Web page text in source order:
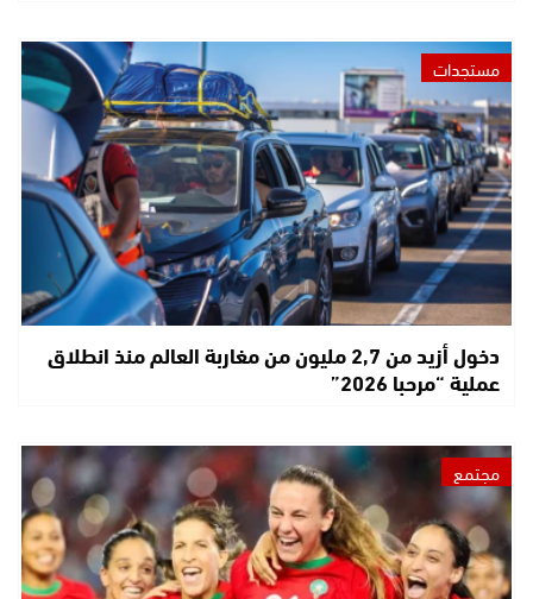
مستجدات
دخول أزيد من 2,7 مليون من مغاربة العالم منذ انطلاق
عملية “مرحبا 2026”
مجتمع